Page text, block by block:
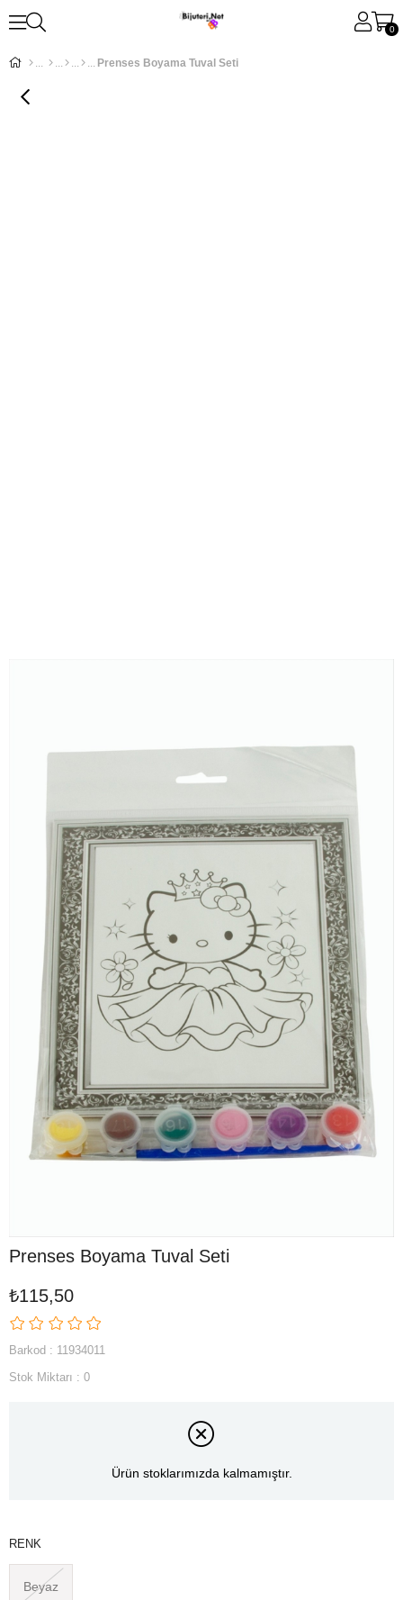
0
Prenses Boyama Tuval Seti
Prenses Boyama Tuval Seti
₺115,50
Barkod : 11934011
Stok Miktarı : 0
Ürün stoklarımızda kalmamıştır.
RENK
Beyaz